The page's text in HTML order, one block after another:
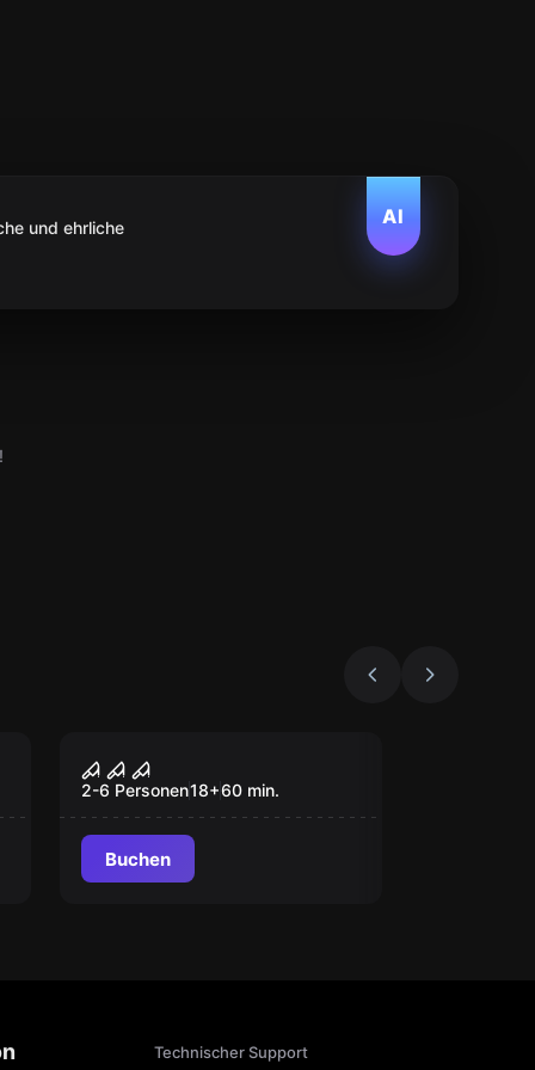
AI
und ehrliche
Jagdhütte
2-6 Personen18+60 min.
Buchen
Technischer Support